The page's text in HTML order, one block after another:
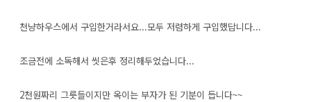
천냥하우스에서 구입한거라서요...모두 저렴하게 구입했답니다...
조금전에 소독해서 씻은후 정리해두었습니다...
2천원짜리 그릇들이지만 옥이는 부자가 된 기분이 듭니다~~